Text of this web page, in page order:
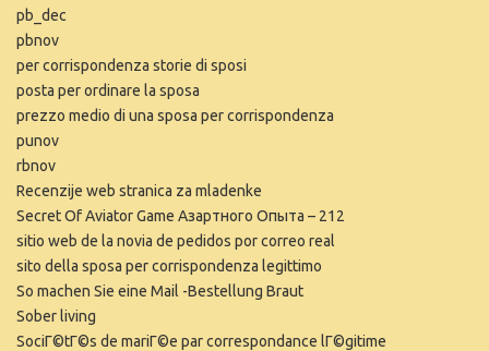
pb_dec
pbnov
per corrispondenza storie di sposi
posta per ordinare la sposa
prezzo medio di una sposa per corrispondenza
punov
rbnov
Recenzije web stranica za mladenke
Secret Of Aviator Game Азартного Опыта – 212
sitio web de la novia de pedidos por correo real
sito della sposa per corrispondenza legittimo
So machen Sie eine Mail -Bestellung Braut
Sober living
SociГ©tГ©s de mariГ©e par correspondance lГ©gitime